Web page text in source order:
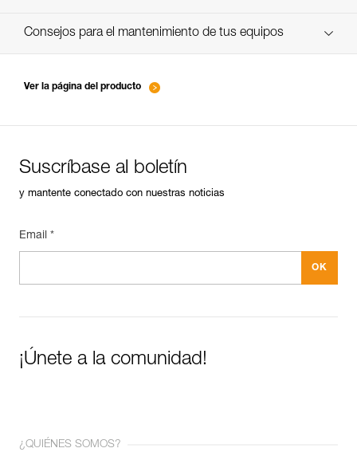
verif-EPI-Harnais-SPORT-suivi-ES
Consejos para el mantenimiento de tus equipos
Ver la página del producto
Suscríbase al boletín
y mantente conectado con nuestras noticias
Email *
¡Únete a la comunidad!
¿QUIÉNES SOMOS?